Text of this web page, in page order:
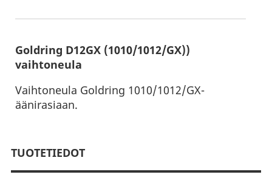
Goldring D12GX (1010/1012/GX))
vaihtoneula
Vaihtoneula Goldring 1010/1012/GX-
äänirasiaan.
TUOTETIEDOT